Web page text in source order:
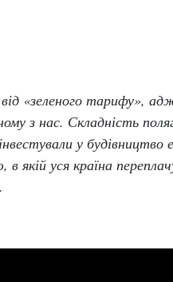
«зеленого тарифу»,
з нас. Складність
у
якій уся країна